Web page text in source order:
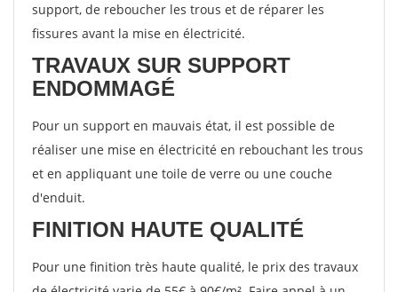
support, de reboucher les trous et de réparer les
fissures avant la mise en électricité.
TRAVAUX SUR SUPPORT
ENDOMMAGÉ
Pour un support en mauvais état, il est possible de
réaliser une mise en électricité en rebouchant les trous
et en appliquant une toile de verre ou une couche
d'enduit.
FINITION HAUTE QUALITÉ
Pour une finition très haute qualité, le prix des travaux